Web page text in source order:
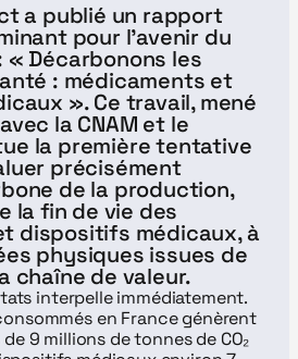
a publié un rapport
pour l’avenir du
Décarbonons les
: médicaments et
». Ce travail, mené
la CNAM et le
la première tentative
précisément
de la production,
la fin de vie des
dispositifs médicaux, à
physiques issues de
chaîne de valeur.
interpelle immédiatement.
en France génèrent
9 millions de tonnes de CO₂